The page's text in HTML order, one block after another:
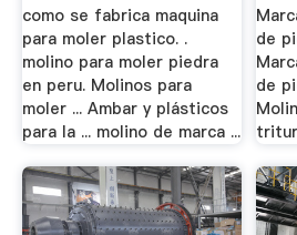
como se fabrica maquina
para moler plastico. .
molino para moler piedra
en peru. Molinos para
moler ... Ambar y plásticos
para la ... molino de marca ...
de
de